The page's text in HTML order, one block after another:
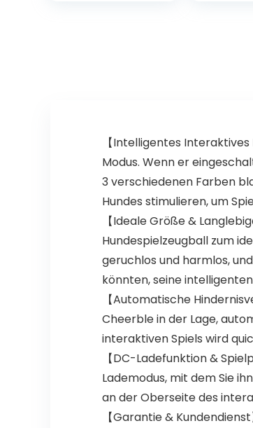
ent
x 25
Carry
【Intelligentes
Modus. Wenn er
3 verschiedenen Farben
Hundes stimulieren, um
【Ideale Größe &
Hundespielzeugball zum
geruchlos und harmlos,
könnten, seine
【Automatische
Cheerble in der Lage,
interaktiven Spiels wird
【DC-Ladefunktion &
Lademodus, mit dem Sie
an der Oberseite des
【Garantie &